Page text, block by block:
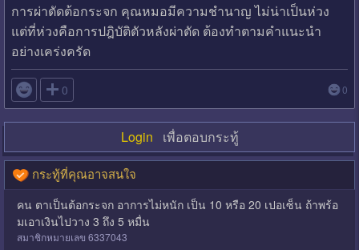
การผ่าตัดต้อกระจก คุณหมอมีความชำนาญ ไม่น่าเป็นห่วง
แต่ที่ห่วงคือการปฎิบัติตัวหลังผ่าตัด ต้องทำตามคำแนะนำ
อย่างเคร่งครัด
 0 0
Login เพื่อตอบกระทู้
กระทู้ที่คุณอาจสนใจ
คน ตาเป็นต้อกระจก อาการไม่หนัก เป็น 10 หรือ 20 เปอเซ็น ถ้าพร้อ
มเอาเงินไปวาง 3 ถึง 5 หมื่น
สมาชิกหมายเลข 6337043